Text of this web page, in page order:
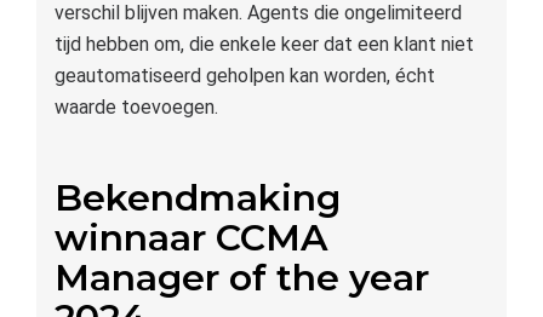
verschil blijven maken. Agents die ongelimiteerd
tijd hebben om, die enkele keer dat een klant niet
geautomatiseerd geholpen kan worden, écht
waarde toevoegen.
Bekendmaking
winnaar CCMA
Manager of the year